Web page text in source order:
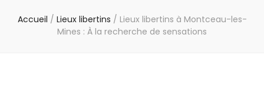
Accueil / Lieux libertins / Lieux libertins à Montceau-les-
Mines : À la recherche de sensations